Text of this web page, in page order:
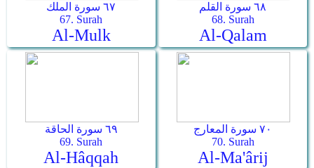
٦٧ سورة الملك
67. Surah
Al-Mulk
٦٨ سورة القلم
68. Surah
Al-Qalam
٦٩ سورة الحاقة
69. Surah
Al-Hâqqah
٧٠ سورة المعارج
70. Surah
Al-Ma'ârij